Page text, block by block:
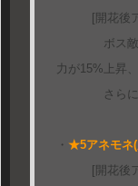
[開花後ア
ボス敵との
力が15%上昇、
さらにボス
・ ★5アネモネ(
[開花後ア